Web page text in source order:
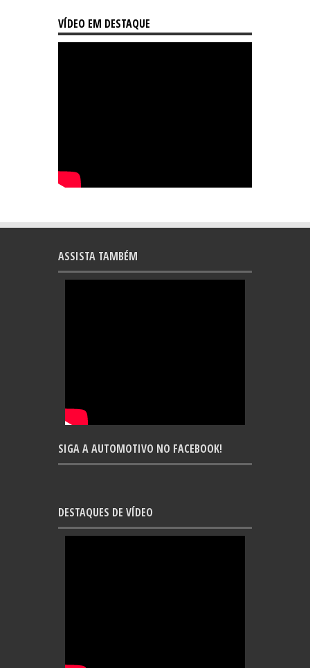
VÍDEO EM DESTAQUE
ASSISTA TAMBÉM
SIGA A AUTOMOTIVO NO FACEBOOK!
DESTAQUES DE VÍDEO